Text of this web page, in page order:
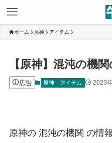
ホーム 原神 アイテム
【原神】混沌の機
広告 原神 アイテム 2023
原神の 混沌の機関 の情